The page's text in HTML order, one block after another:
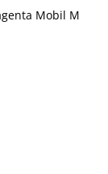
Mobil M